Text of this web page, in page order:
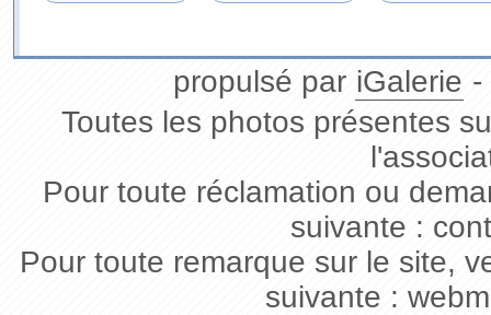
propulsé par iGalerie -
Toutes les photos présentes
Pour toute réclamation ou
suivante :
Pour toute remarque sur le site,
suivante :